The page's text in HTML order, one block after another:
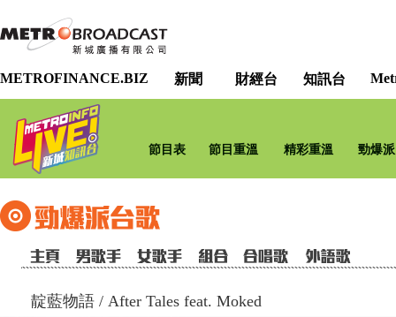
METROFINANCE.BIZ 新聞 財經台 知訊台
節目表 節目重溫 精彩重溫 勁爆
靛藍物語 / After Tales feat. Moked